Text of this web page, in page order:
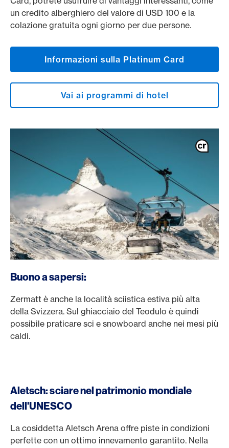
un credito alberghiero del valore di USD 100 e la
colazione gratuita ogni giorno per due persone.
Informazioni sulla Platinum Card
Vai ai programmi di hotel
Buono a sapersi:
Zermatt è anche la località sciistica estiva più alta
della Svizzera. Sul ghiacciaio del Teodulo è quindi
possibile praticare sci e snowboard anche nei mesi più
caldi.
Aletsch: sciare nel patrimonio mondiale
dell'UNESCO
La cosiddetta Aletsch Arena offre piste in condizioni
perfette con un ottimo innevamento garantito. Nella